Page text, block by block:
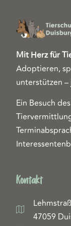
Mit Herz für
Adoptieren,
unterstützen
Ein Besuch
Kontakt
47059